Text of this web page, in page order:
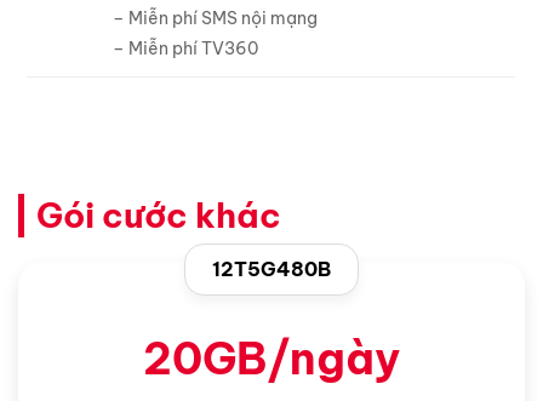
– Miễn phí SMS nội mạng
– Miễn phí TV360
Gói cước khác
12T5G480B
20GB/ngày